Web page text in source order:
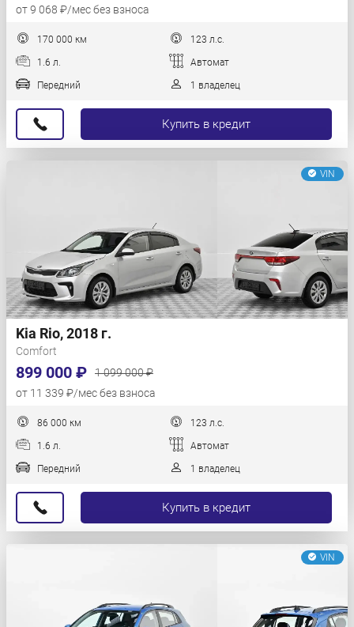
от 9 068 ₽/мес без взноса
170 000 км 123 л.с.
1.6 л. Автомат
Передний 1 владелец
Купить в кредит
VIN
Kia Rio, 2018 г.
Comfort
899 000 ₽
1 099 000 ₽
от 11 339 ₽/мес без взноса
86 000 км 123 л.с.
1.6 л. Автомат
Передний 1 владелец
Купить в кредит
VIN